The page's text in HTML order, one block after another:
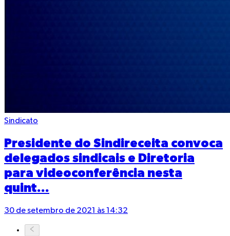
Sindicato
Presidente do Sindireceita convoca
delegados sindicais e Diretoria
para videoconferência nesta
quint...
30 de setembro de 2021 às 14:32